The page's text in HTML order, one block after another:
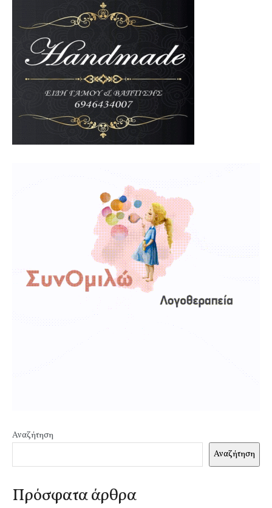
Αναζήτηση
Αναζήτηση
Πρόσφατα άρθρα